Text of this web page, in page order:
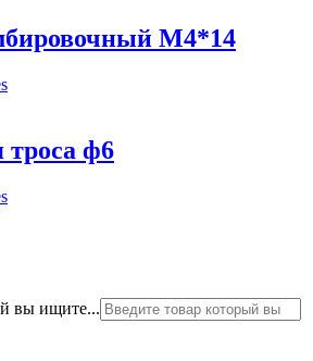
М4*14
троса ф6
вы ищите...